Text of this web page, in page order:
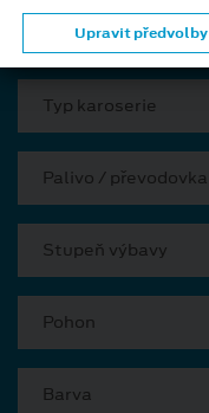
Model
Typ karoserie
Palivo / převodovka
Stupeň výbavy
Pohon
Barva
Upravit předvolby